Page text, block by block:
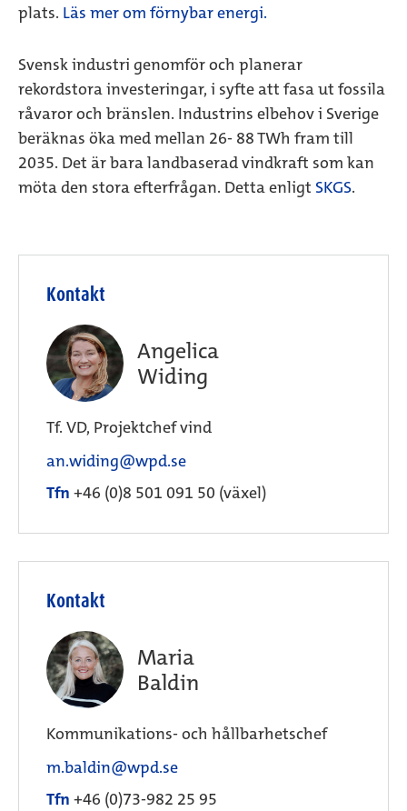
plats. Läs mer om förnybar energi.
Svensk industri genomför och planerar
rekordstora investeringar, i syfte att fasa ut fossila
råvaror och bränslen. Industrins elbehov i Sverige
beräknas öka med mellan 26- 88 TWh fram till
2035. Det är bara landbaserad vindkraft som kan
möta den stora efterfrågan. Detta enligt SKGS.
Kontakt
Angelica
Widing
Tf. VD, Projektchef vind
an.widing@wpd.se
Tfn +46 (0)8 501 091 50 (växel)
Kontakt
Maria
Baldin
Kommunikations- och hållbarhetschef
m.baldin@wpd.se
Tfn +46 (0)73-982 25 95